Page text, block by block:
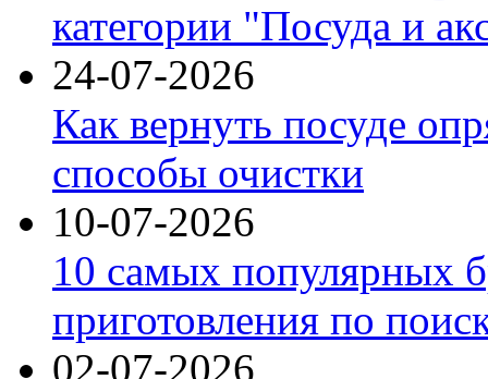
категории "Посуда и
24-07-2026
Как вернуть посуде
способы очистки
10-07-2026
10 самых популярных
приготовления по
02-07-2026